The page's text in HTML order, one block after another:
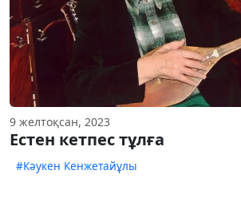
9 желтоқсан, 2023
Естен кетпес тұлға
#Кәукен Кенжетайұлы